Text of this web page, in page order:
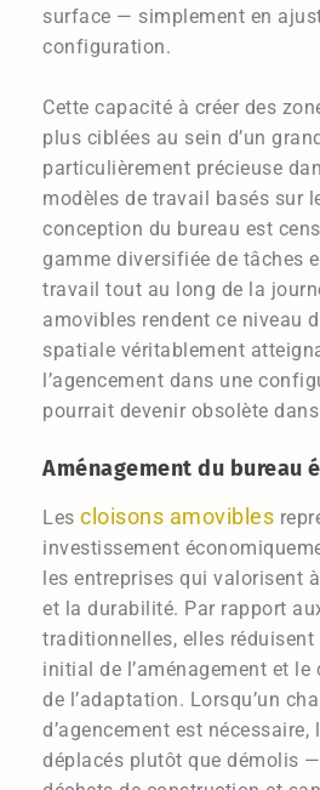
surface — simplement en
configuration.
Cette capacité à créer des
plus ciblées au sein d’un
particulièrement précieuse
modèles de travail basés sur
conception du bureau est
gamme diversifiée de tâches
travail tout au long de la
amovibles rendent ce niveau
spatiale véritablement
l’agencement dans une
pourrait devenir obsolète
Aménagement du bureau
Les cloisons amovibles
investissement
les entreprises qui valorisent
et la durabilité. Par rapport
traditionnelles, elles
initial de l’aménagement et
de l’adaptation. Lorsqu’un
d’agencement est
déplacés plutôt que démolis